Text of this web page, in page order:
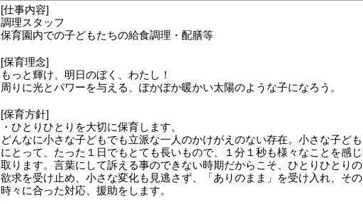
[仕事内容]
調理スタッフ
保育園内での子どもたちの給食調理・配膳等
[保育理念]
もっと輝け、明日のぼく、わたし！
周りに光とパワーを与える、ぽかぽか暖かい太陽のような子になろう。
[保育方針]
・ひとりひとりを大切に保育します。
どんなに小さな子どもでも立派な一人のかけがえのない存在。小さな子ども
にとって、たった１日でもとても長いもので、１分１秒も様々なことを感じ
取ります。言葉にして訴える事のできない時期だからこそ、ひとりひとりの
欲求を受け止め、小さな変化も見逃さず、「ありのまま」を受け入れ、その
時々に合った対応、援助をします。